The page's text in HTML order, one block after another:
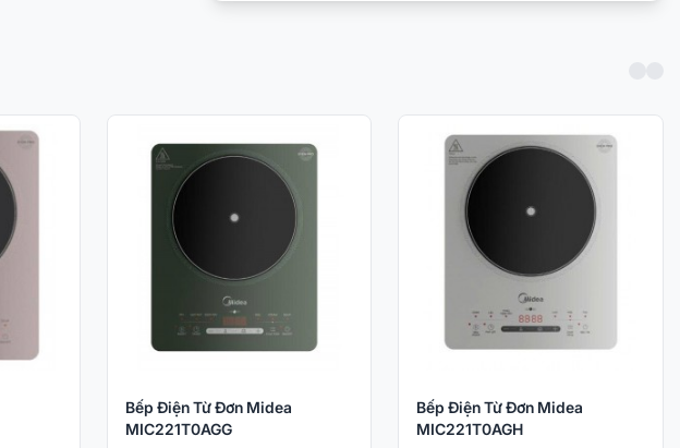
Bếp Điện Từ Đơn Midea
MIC221T0AGG
Bếp Điện Từ Đơn Midea
MIC221T0AGH